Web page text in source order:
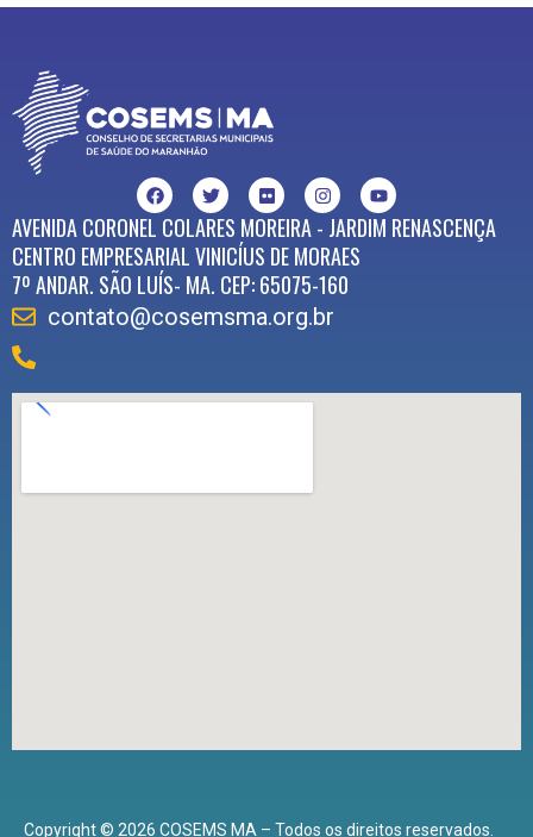
AVENIDA CORONEL COLARES MOREIRA - JARDIM RENASCENÇA
CENTRO EMPRESARIAL VINICÍUS DE MORAES
7º ANDAR. SÃO LUÍS- MA. CEP: 65075-160
contato@cosemsma.org.br
Copyright © 2026 COSEMS MA – Todos os direitos reservados.